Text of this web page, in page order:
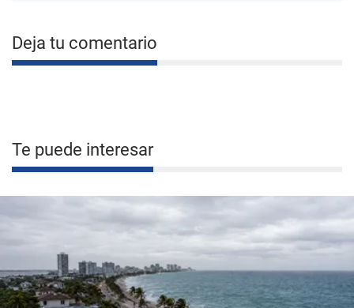
Deja tu comentario
Te puede interesar